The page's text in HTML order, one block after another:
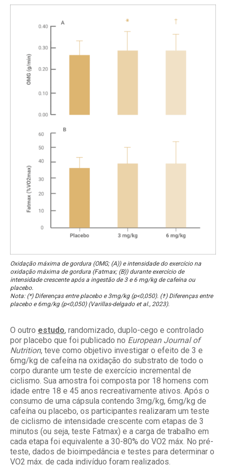
Oxidação máxima de gordura (OMG; (A)) e intensidade do exercício na
oxidação máxima de gordura (Fatmax; (B)) durante exercício de
intensidade crescente após a ingestão de 3 e 6 mg/kg de cafeína ou
placebo.
Nota: (*) Diferenças entre placebo e 3mg/kg (p<0,050). (†) Diferenças entre
placebo e 6mg/kg (p<0,050) (Varillas-delgado et al., 2023).
O outro estudo, randomizado, duplo-cego e controlado
por placebo que foi publicado no European Journal of
Nutrition, teve como objetivo investigar o efeito de 3 e
6mg/kg de cafeína na oxidação do substrato de todo o
corpo durante um teste de exercício incremental de
ciclismo. Sua amostra foi composta por 18 homens com
idade entre 18 e 45 anos recreativamente ativos. Após o
consumo de uma cápsula contendo 3mg/kg, 6mg/kg de
cafeína ou placebo, os participantes realizaram um teste
de ciclismo de intensidade crescente com etapas de 3
minutos (ou seja, teste Fatmax) e a carga de trabalho em
cada etapa foi equivalente a 30-80% do VO2 máx. No pré-
teste, dados de bioimpedância e testes para determinar o
VO2 máx. de cada indivíduo foram realizados.